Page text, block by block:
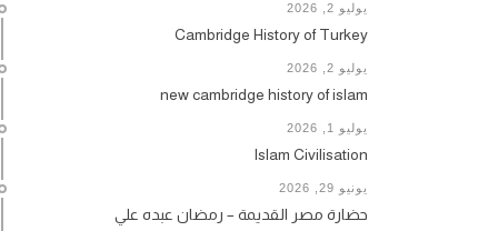
يوليو 2, 2026
Cambridge History of Turkey
يوليو 2, 2026
new cambridge history of islam
يوليو 1, 2026
Islam Civilisation
يونيو 29, 2026
حضارة مصر القديمة – رمضان عبده علي